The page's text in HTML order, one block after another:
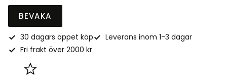
Lägg till i favoriter
BEVAKA
30 dagars öppet köp
Leverans inom 1-3 dagar
Fri frakt över 2000 kr